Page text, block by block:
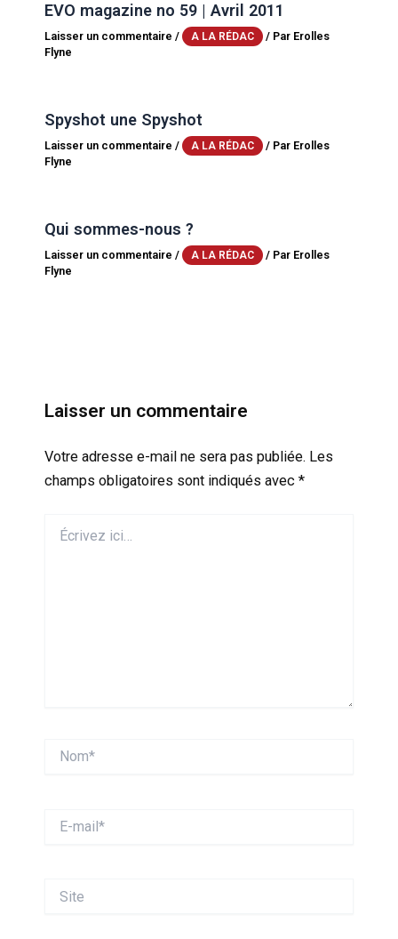
EVO magazine no 59 | Avril 2011
Laisser un commentaire / A LA RÉDAC / Par Erolles
Flyne
Spyshot une Spyshot
Laisser un commentaire / A LA RÉDAC / Par Erolles
Flyne
Qui sommes-nous ?
Laisser un commentaire / A LA RÉDAC / Par Erolles
Flyne
Laisser un commentaire
Votre adresse e-mail ne sera pas publiée. Les
champs obligatoires sont indiqués avec *
ici…
mail*